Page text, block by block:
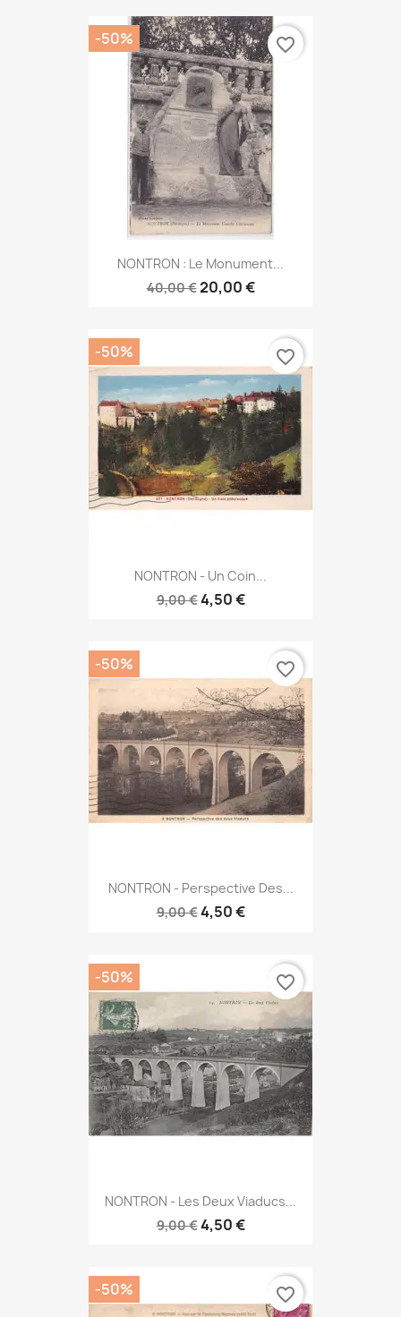
NONTRON : Le Monument...
40,00 €20,00 €
-50% favorite_border
NONTRON - Un Coin...
9,00 €4,50 €
-50% favorite_border
NONTRON - Perspective Des...
9,00 €4,50 €
-50% favorite_border
NONTRON - Les Deux Viaducs...
9,00 €4,50 €
-50% favorite_border
-50% favorite_border